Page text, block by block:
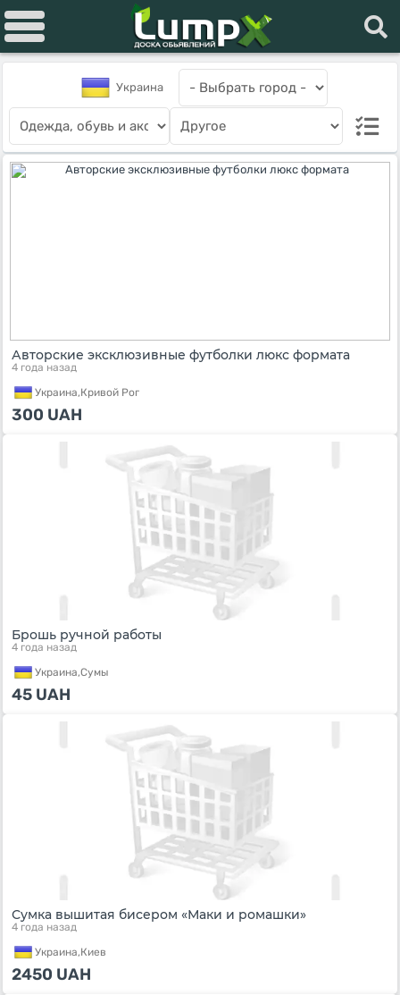
Украина
Авторские эксклюзивные футболки люкс формата
4 года назад
Украина,Кривой Рог
300 UAH
Брошь ручной работы
4 года назад
Украина,Сумы
45 UAH
Сумка вышитая бисером «Маки и ромашки»
4 года назад
Украина,Киев
2450 UAH